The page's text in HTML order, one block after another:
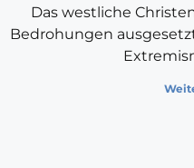
Das westliche
Bedrohungen